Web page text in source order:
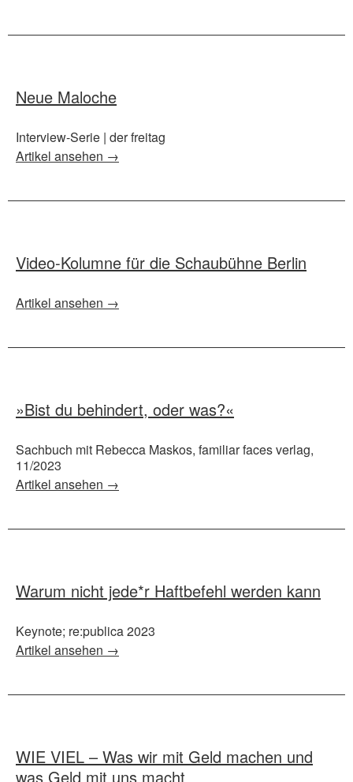
Neue Maloche
Interview-Serie | der freitag
Artikel ansehen →
Video-Kolumne für die Schaubühne Berlin
Artikel ansehen →
»Bist du behindert, oder was?«
Sachbuch mit Rebecca Maskos, familiar faces verlag,
11/2023
Artikel ansehen →
Warum nicht jede*r Haftbefehl werden kann
Keynote; re:publica 2023
Artikel ansehen →
WIE VIEL – Was wir mit Geld machen und
was Geld mit uns macht